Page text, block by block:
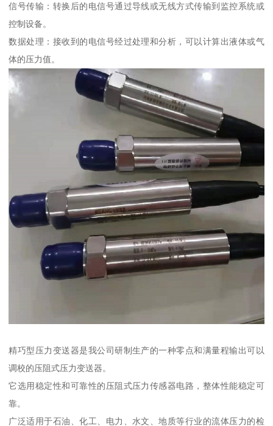
信号传输：转换后的电信号通过导线或无线方式传输到监控系统或
控制设备。
数据处理：接收到的电信号经过处理和分析，可以计算出液体或气
体的压力值。
精巧型压力变送器是我公司研制生产的一种零点和满量程输出可以
调校的压阻式压力变送器。
它选用稳定性和可靠性的压阻式压力传感器电路，整体性能稳定可
靠。
广泛适用于石油、化工、电力、水文、地质等行业的流体压力的检